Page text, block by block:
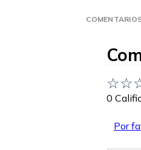
☆☆
0
Por